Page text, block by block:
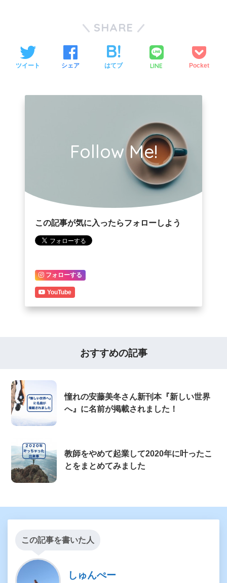
SHARE
ツイート シェア はてブ LINE Pocket
Follow Me!
この記事が気に入ったらフォローしよう
フォローする
YouTube
おすすめの記事
憧れの安藤美冬さん新刊本『新しい世界
へ』に名前が掲載されました！
教師をやめて起業して2020年に叶ったこ
とをまとめてみました
この記事を書いた人
しゅんぺー